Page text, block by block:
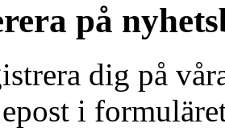
på
dig på
i